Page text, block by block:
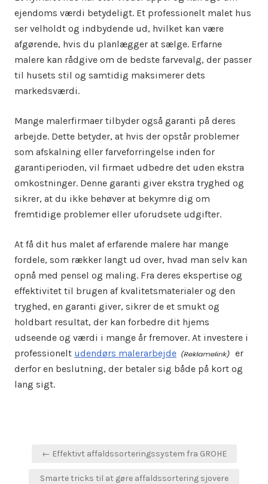
ejendoms værdi betydeligt. Et professionelt malet hus
ser velholdt og indbydende ud, hvilket kan være
afgørende, hvis du planlægger at sælge. Erfarne
malere kan rådgive om de bedste farvevalg, der passer
til husets stil og samtidig maksimerer dets
markedsværdi.
Mange malerfirmaer tilbyder også garanti på deres
arbejde. Dette betyder, at hvis der opstår problemer
som afskalning eller farveforringelse inden for
garantiperioden, vil firmaet udbedre det uden ekstra
omkostninger. Denne garanti giver ekstra tryghed og
sikrer, at du ikke behøver at bekymre dig om
fremtidige problemer eller uforudsete udgifter.
At få dit hus malet af erfarende malere har mange
fordele, som rækker langt ud over, hvad man selv kan
opnå med pensel og maling. Fra deres ekspertise og
effektivitet til brugen af kvalitetsmaterialer og den
tryghed, en garanti giver, sikrer de et smukt og
holdbart resultat, der kan forbedre dit hjems
udseende og værdi i mange år fremover. At investere i
professionelt udendørs malerarbejde
er
derfor en beslutning, der betaler sig både på kort og
lang sigt.
Indlægsnavigation
← Effektivt affaldssorteringssystem fra GROHE
Smarte tricks til at gøre affaldssortering sjovere